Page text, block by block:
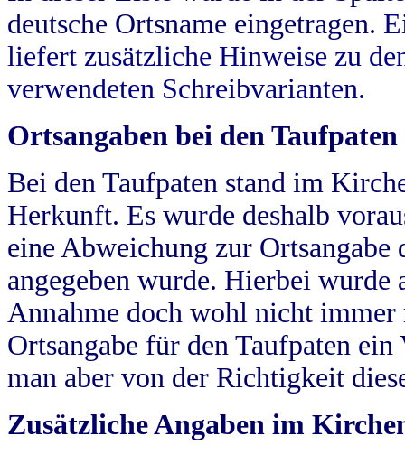
deutsche Ortsname eingetragen.
liefert zusätzliche Hinweise zu
verwendeten Schreibvarianten.
Ortsangaben bei den Taufpaten
Bei den Taufpaten stand im
Herkunft. Es wurde deshalb
eine Abweichung zur
angegeben wurde. Hierbei wurde
Annahme doch wohl nicht
Ortsangabe für den Taufpaten
man aber von der Richtigkeit
Zusätzliche Angaben im